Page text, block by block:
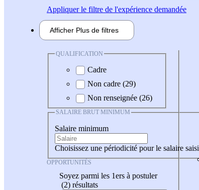
Appliquerle filtre de l'expérience demandée
Afficher Plus de filtres
QUALIFICATION
Cadre
Non cadre (29)
Non renseignée (26)
SALAIRE BRUT MINIMUM
Salaire minimum
Choisissez une périodicité pour le salaire saisi
OPPORTUNITÉS
Soyez parmi les 1ers à postuler
(2) résultats